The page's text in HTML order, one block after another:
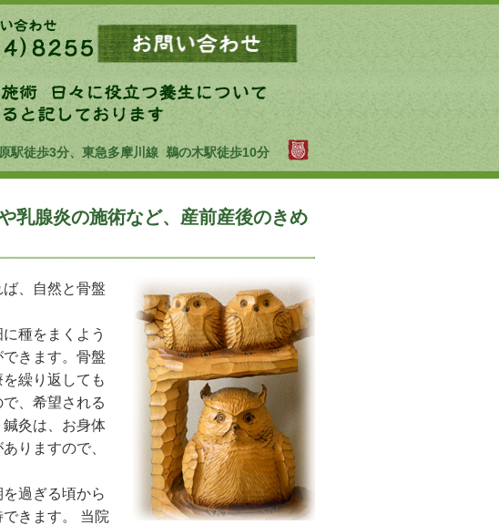
駅徒歩3分、東急多摩川線 鵜の木駅徒歩10分
乳腺炎の施術など、産前産後のきめ
、自然と骨盤
種をまくよう
きます。骨盤
繰り返しても
、希望される
灸は、お身体
りますので、
過ぎる頃から
きます。 当院